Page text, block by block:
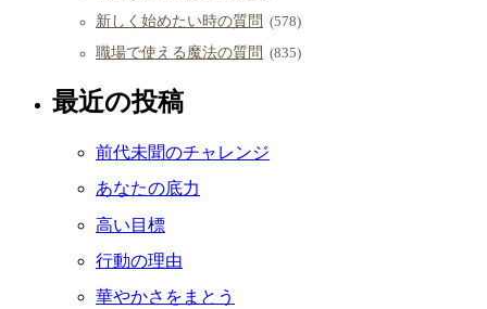
新しく始めたい時の質問 (578)
職場で使える魔法の質問 (835)
最近の投稿
前代未聞のチャレンジ
あなたの底力
高い目標
行動の理由
華やかさをまとう